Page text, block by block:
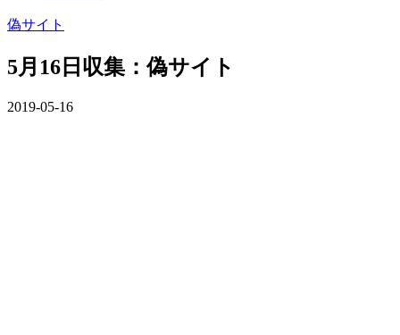
偽サイト
5月16日収集：偽サイト
2019-05-16